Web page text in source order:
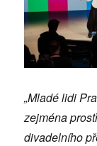
„Mladélidi
zejména
divadelního